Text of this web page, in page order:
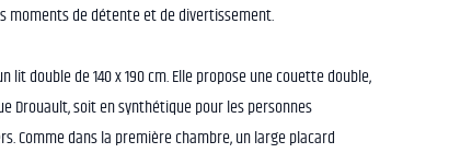
moments de détente et de divertissement.
double de 140 x 190 cm. Elle propose une couette double,
Drouault, soit en synthétique pour les personnes
Comme dans la première chambre, un large placard